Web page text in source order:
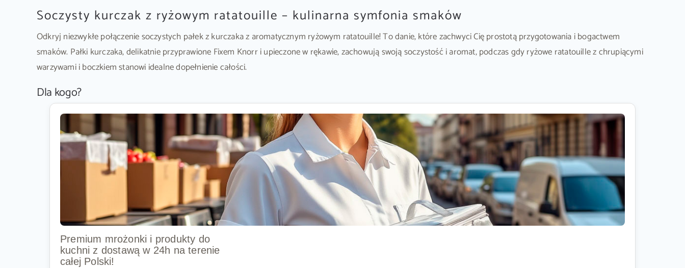
Soczysty kurczak z ryżowym ratatouille – kulinarna symfonia smaków
Odkryj niezwykłe połączenie soczystych pałek z kurczaka z aromatycznym ryżowym ratatouille! To danie, które zachwyci Cię prostotą przygotowania i bogactwem
smaków. Pałki kurczaka, delikatnie przyprawione Fixem Knorr i upieczone w rękawie, zachowują swoją soczystość i aromat, podczas gdy ryżowe ratatouille z chrupiącymi
warzywami i boczkiem stanowi idealne dopełnienie całości.
Dla kogo?
Premium mrożonki i produkty do
kuchni z dostawą w 24h na terenie
całej Polski!